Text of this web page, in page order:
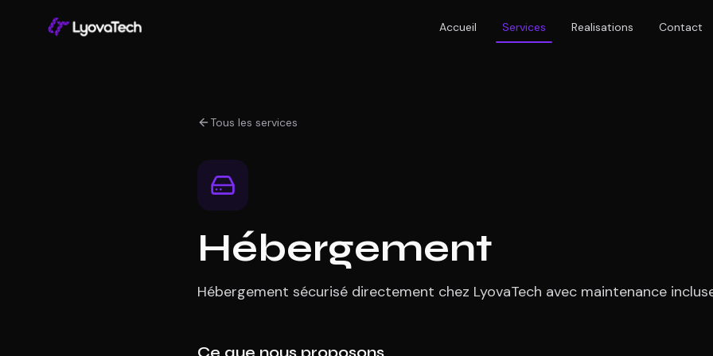
Accueil Services Realisations Contact
Tous les services
Hébergement
Hébergement sécurisé directement chez LyovaTech avec maintenance